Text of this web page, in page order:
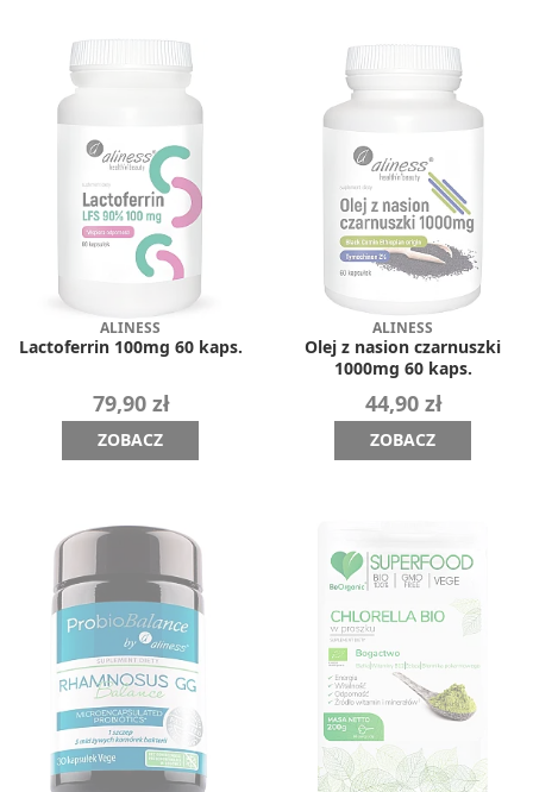
ALINESS
Lactoferrin 100mg 60 kaps.
79,90 zł
ZOBACZ
ALINESS
Olej z nasion czarnuszki
1000mg 60 kaps.
44,90 zł
ZOBACZ